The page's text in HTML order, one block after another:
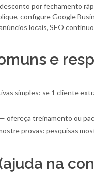
por fechamento
configure Google
locais, SEO
e
simples: se 1 cliente
— ofereça treinamento ou
provas: pesquisas
na